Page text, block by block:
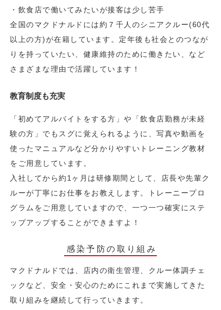
・飲食店で働いてみたいが接客は少し苦手
全国のマクドナルドには約７千人のシニアクルー(60代
以上の方)が在籍しています。定年後も社会とのつなが
りを持っていたい、健康維持のために働きたい、など
さまざまな理由で活躍しています！
教育制度も充実
「初めてアルバイトをする方」や「飲食店勤務が未経
験の方」でもスグに覚えられるように、写真や動画を
使ったマニュアルなど分かりやすいトレーニング教材
をご用意しています。
入社してから約1ヶ月は研修期間として、店長や先輩ク
ルーが丁寧にお仕事をお教えします。トレーニープロ
グラムをご用意していますので、一つ一つ確実にステ
ップアップすることができますよ！
感染予防の取り組み
マクドナルドでは、店内の衛生管理、クルー体調チェ
ックなど、安全・安心のためにこれまで実施してきた
取り組みを継続して行っていきます。